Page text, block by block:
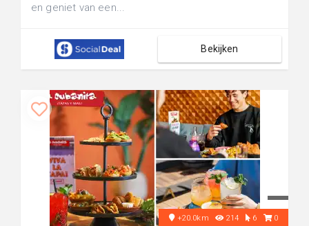
en geniet van een...
Bekijken
+20.0km 214 6 0